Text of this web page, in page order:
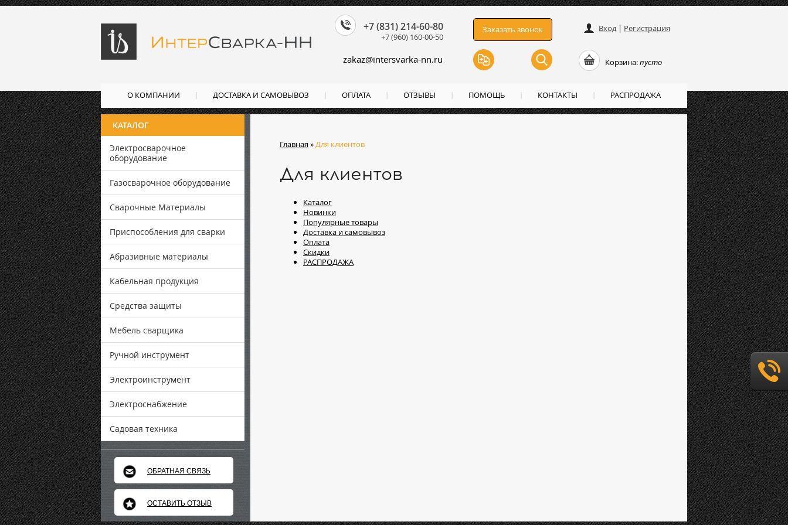
Главная»Для клиентов
Для клиентов
Каталог
Новинки
Популярные товары
Доставка и самовывоз
Оплата
Скидки
РАСПРОДАЖА
КАТАЛОГ
Электросварочное
оборудование
Газосварочное оборудование
Сварочные Материалы
Приспособления для сварки
Абразивные материалы
Кабельная продукция
Средства защиты
Мебель сварщика
Ручной инструмент
Электроинструмент
Электроснабжение
Садовая техника
ОБРАТНАЯ СВЯЗЬ
ОСТАВИТЬ ОТЗЫВ
Вход| Регистрация
Корзина:пусто
Заказать звонок
zakaz@intersvarka-nn.ru
+7 (831) 214-60-80
+7 (960) 160-00-50
О КОМПАНИИ ДОСТАВКА И САМОВЫВОЗ ОПЛАТА ОТЗЫВЫ ПОМОЩЬ КОНТАКТЫ РАСПРОДАЖА